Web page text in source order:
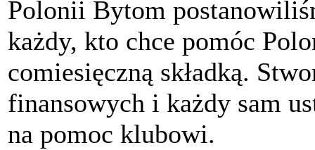
Polonii Bytom
każdy, kto chce pomóc
comiesięczną składką.
finansowych i każdy sam
na pomoc klubowi.